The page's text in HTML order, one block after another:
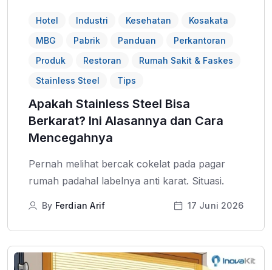
Hotel Industri Kesehatan
Kosakata
MBG
Pabrik Panduan
Perkantoran
Produk
Restoran
Rumah Sakit & Faskes
Stainless Steel
Tips
Apakah Stainless Steel Bisa
Berkarat? Ini Alasannya dan Cara
Mencegahnya
Pernah melihat bercak cokelat pada pagar
rumah padahal labelnya anti karat. Situasi.
By Ferdian Arif 17 Juni 2026